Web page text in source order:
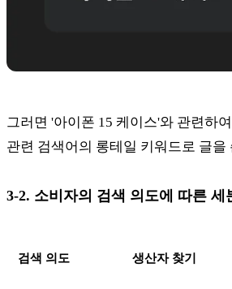
그러면 '아이폰 15 케이스'와 관련하
관련 검색어의 롱테일 키워드로 글
3-2. 소비자의 검색 의도에 따른 세
검색 의도 생산자 찾기